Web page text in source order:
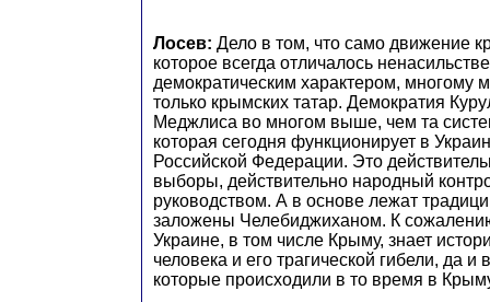
​Лосев: Дело в том, что само движение
которое всегда отличалось
демократическим характером, многому
только крымских татар. Демократия
Меджлиса во многом выше, чем та
которая сегодня функционирует в
Российской Федерации. Это
выборы, действительно народный
руководством. А в основе лежат
заложены Челебиджиханом. К
Украине, в том числе Крыму, знает
человека и его трагической гибели, да
которые происходили в то время в